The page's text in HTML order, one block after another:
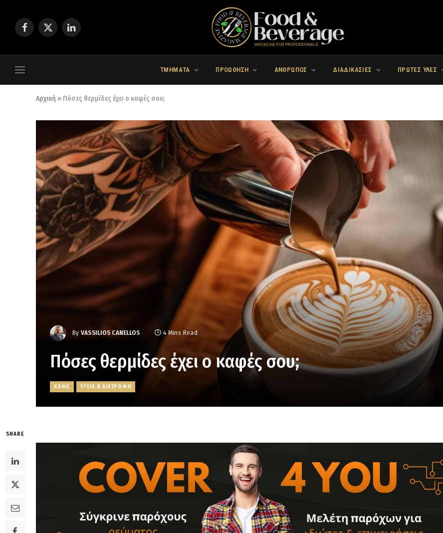
Facebook
X
LinkedIn
ΤΜΗΜΑΤΑ ΠΡΟΩΘΗΣΗ ΑΝΘΡΩΠΟΣ ΔΙΑΔΙΚΑΣΙΕΣ ΠΡΩΤΕΣ ΥΛΕΣ
Αρχική » Πόσες θερμίδες έχει ο καφές σου;
By VASSILIOS CANELLOS 4 Mins Read
Πόσες θερμίδες έχει ο καφές σου;
ΚΑΦΕ ΥΓΕΙΑ & ΔΙΑΤΡΟΦΗ
SHARE